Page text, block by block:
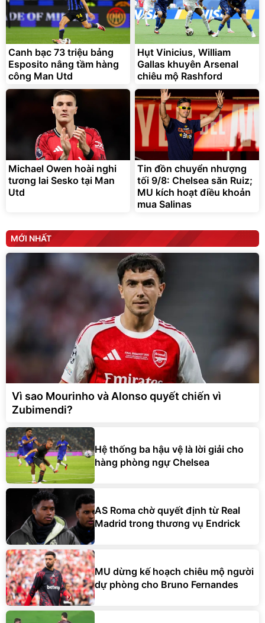
Canh bạc 73 triệu bảng
Esposito nâng tầm hàng
công Man Utd
Hụt Vinicius, William
Gallas khuyên Arsenal
chiêu mộ Rashford
Michael Owen hoài nghi
tương lai Sesko tại Man
Utd
Tin đồn chuyển nhượng
tối 9/8: Chelsea săn Ruiz;
MU kích hoạt điều khoản
mua Salinas
MỚI NHẤT
Vì sao Mourinho và Alonso quyết chiến vì
Zubimendi?
Hệ thống ba hậu vệ là lời giải cho
hàng phòng ngự Chelsea
AS Roma chờ quyết định từ Real
Madrid trong thương vụ Endrick
MU dừng kế hoạch chiêu mộ người
dự phòng cho Bruno Fernandes